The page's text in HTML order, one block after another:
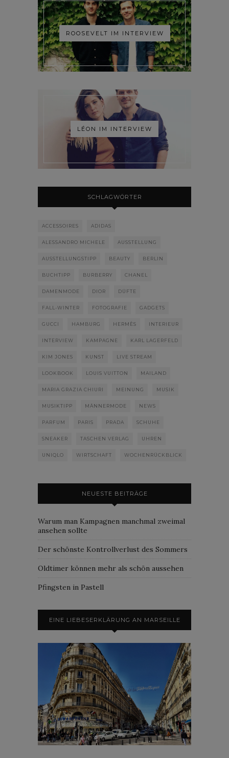
ROOSEVELT IM INTERVIEW
LÉON IM INTERVIEW
SCHLAGWÖRTER
ACCESSOIRES ADIDAS
ALESSANDRO MICHELE AUSSTELLUNG
AUSSTELLUNGSTIPP BEAUTY BERLIN
BUCHTIPP BURBERRY CHANEL
DAMENMODE DIOR DÜFTE
FALL-WINTER FOTOGRAFIE GADGETS
GUCCI HAMBURG HERMÈS INTERIEUR
INTERVIEW KAMPAGNE KARL LAGERFELD
KIM JONES KUNST LIVE STREAM
LOOKBOOK LOUIS VUITTON MAILAND
MARIA GRAZIA CHIURI MEINUNG MUSIK
MUSIKTIPP MÄNNERMODE NEWS
PARFUM PARIS PRADA SCHUHE
SNEAKER TASCHEN VERLAG UHREN
UNIQLO WIRTSCHAFT WOCHENRÜCKBLICK
NEUESTE BEITRÄGE
Warum man Kampagnen manchmal zweimal
ansehen sollte
Der schönste Kontrollverlust des Sommers
Oldtimer können mehr als schön aussehen
Pfingsten in Pastell
EINE LIEBESERKLÄRUNG AN MARSEILLE